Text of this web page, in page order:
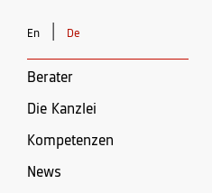
En De
Berater
Die Kanzlei
Kompetenzen
News